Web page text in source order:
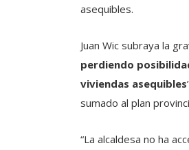
asequibles.
Juan Wic subraya la
perdiendo
viviendas asequibles
sumado al plan
“La alcaldesa no ha